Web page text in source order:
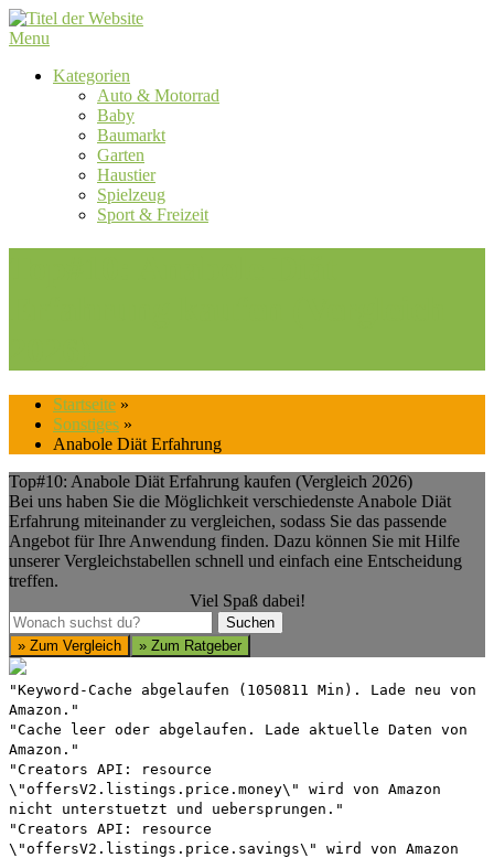
Skip
to
Menu
Kategorien
Auto & Motorrad
Baby
Baumarkt
Garten
Haustier
Spielzeug
Sport & Freizeit
Startseite »
Sonstiges »
Anabole Diät Erfahrung
Top#10: Anabole Diät Erfahrung kaufen (Vergleich 2026)
Bei uns haben Sie die Möglichkeit verschiedenste Anabole Diät
Erfahrung miteinander zu vergleichen, sodass Sie das passende
Angebot für Ihre Anwendung finden. Dazu können Sie mit Hilfe
unserer Vergleichstabellen schnell und einfach eine Entscheidung
treffen.
Viel Spaß dabei!
Suchen
Suchen
» Zum Vergleich
» Zum Ratgeber
"Keyword-Cache abgelaufen (1050811 Min). Lade neu von
Amazon."
"Cache leer oder abgelaufen. Lade aktuelle Daten von
Amazon."
"Creators API: resource
\"offersV2.listings.price.money\" wird von Amazon
nicht unterstuetzt und uebersprungen."
"Creators API: resource
\"offersV2.listings.price.savings\" wird von Amazon